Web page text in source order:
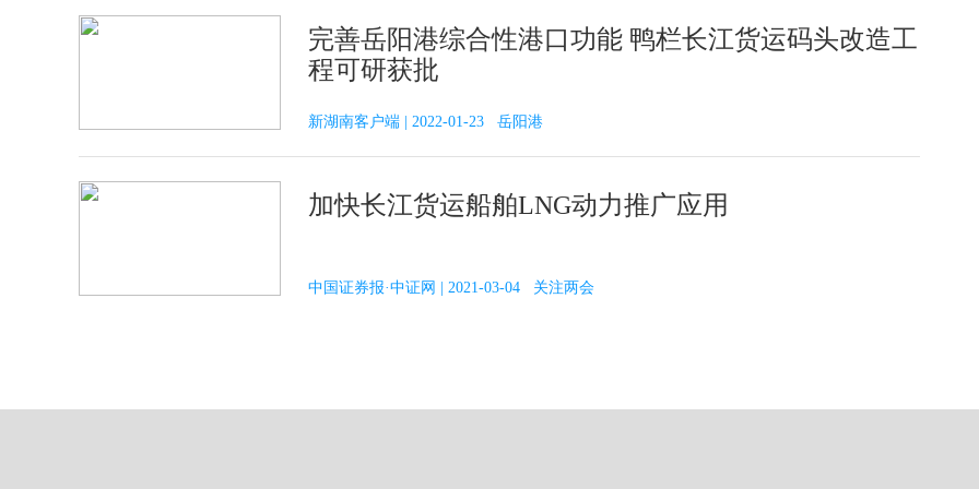
完善岳阳港综合性港口功能 鸭栏长江货运码头改造工
程可研获批
新湖南客户端 | 2022-01-23 岳阳港
加快长江货运船舶LNG动力推广应用
中国证券报·中证网 | 2021-03-04 关注两会